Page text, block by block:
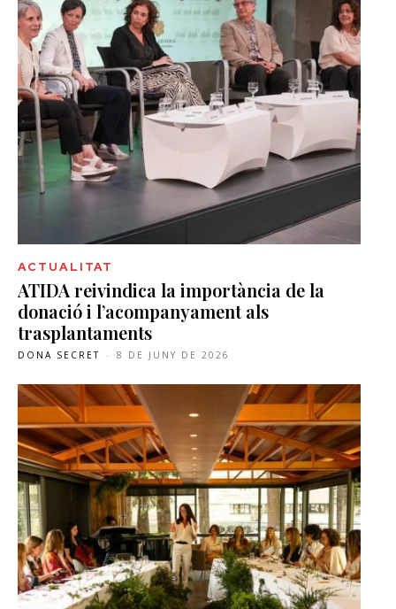
ACTUALITAT
ATIDA reivindica la importància de la
donació i l’acompanyament als
trasplantaments
DONA SECRET - 8 DE JUNY DE 2026